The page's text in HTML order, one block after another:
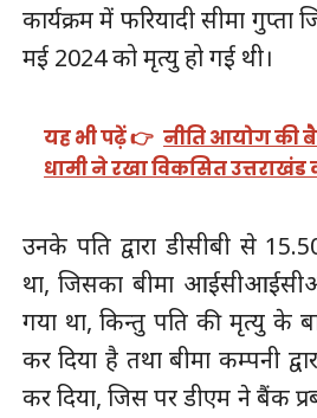
कार्यक्रम में फरियादी सीमा
मई 2024 को मृत्यु हो गई थी।
यह भी पढ़ें 👉 नीति आयोग की
धामी ने रखा विकसित
उनके पति द्वारा डीसीबी से
था, जिसका बीमा आईसीआईसीआई
गया था, किन्तु पति की मृत्यु के
कर दिया है तथा बीमा कम्पनी
कर दिया, जिस पर डीएम ने बैंक